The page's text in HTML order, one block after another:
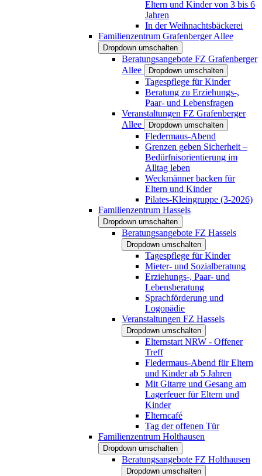
Eltern und Kinder von 3 bis 6
Jahren
In der Weihnachtsbäckerei
Familienzentrum Grafenberger Allee
Dropdown umschalten
Beratungsangebote FZ Grafenberger
Allee
Dropdown umschalten
Tagespflege für Kinder
Beratung zu Erziehungs-,
Paar- und Lebensfragen
Veranstaltungen FZ Grafenberger
Allee
Dropdown umschalten
Fledermaus-Abend
Grenzen geben Sicherheit –
Bedürfnisorientierung im
Alltag leben
Weckmänner backen für
Eltern und Kinder
Pilates-Kleingruppe (3-2026)
Familienzentrum Hassels
Dropdown umschalten
Beratungsangebote FZ Hassels
Dropdown umschalten
Tagespflege für Kinder
Mieter- und Sozialberatung
Erziehungs-, Paar- und
Lebensberatung
Sprachförderung und
Logopädie
Veranstaltungen FZ Hassels
Dropdown umschalten
Elternstart NRW - Offener
Treff
Fledermaus-Abend für Eltern
und Kinder ab 5 Jahren
Mit Gitarre und Gesang am
Lagerfeuer für Eltern und
Kinder
Elterncafé
Tag der offenen Tür
Familienzentrum Holthausen
Dropdown umschalten
Beratungsangebote FZ Holthausen
Dropdown umschalten